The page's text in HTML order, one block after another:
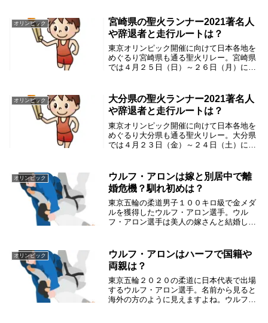
施されます。応援するときは密に気をつけ
ましょうね。...
オリンピック
宮崎県の聖火ランナー2021著名人
や辞退者と走行ルートは？
東京オリンピック開催に向けて日本各地を
めぐるり宮崎県も通る聖火リレー。宮崎県
では４月２５日（日）～２６日（月）にか
退された方や走行ルートについて調べまし
た。宮崎県の...
オリンピック
大分県の聖火ランナー2021著名人
や辞退者と走行ルートは？
東京オリンピック開催に向けて日本各地を
めぐるり大分県も通る聖火リレー。大分県
では４月２３日（金）～２４日（土）にか
退された方や走行ルートについて調べまし
た。大分県の...
オリンピック
ウルフ・アロンは嫁と別居中で離
婚危機？馴れ初めは？
東京五輪の柔道男子１００キロ級で金メダ
ルを獲得したウルフ・アロン選手。ウル
フ・アロン選手は美人の嫁さんと結婚して
えているようなんです。ウルフ・アロン選
手の別居の理由...
オリンピック
ウルフ・アロンはハーフで国籍や
両親は？
東京五輪２０２０の柔道に日本代表で出場
するウルフ・アロン選手。名前から見ると
海外の方のように見えますよね。ウルフ・